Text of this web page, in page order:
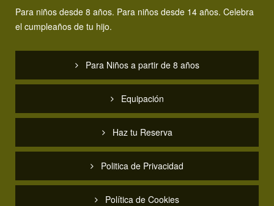
Para niños desde 8 años. Para niños desde 14 años. Celebra
el cumpleaños de tu hijo.
Para Niños a partir de 8 años
Equipación
Haz tu Reserva
Politica de Privacidad
Política de Cookies